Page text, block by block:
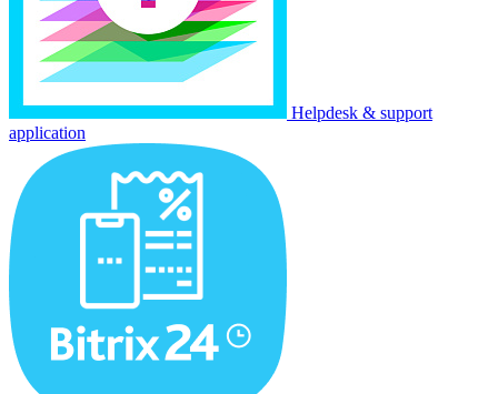
Helpdesk & support
application